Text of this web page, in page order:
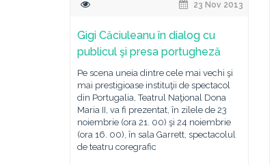
23 Nov 2013
Gigi Căciuleanu în dialog cu
publicul şi presa portugheză
Pe scena uneia dintre cele mai vechi şi
mai prestigioase instituţii de spectacol
din Portugalia, Teatrul Naţional Dona
Maria II, va fi prezentat, în zilele de 23
noiembrie (ora 21. 00) şi 24 noiembrie
(ora 16. 00), în sala Garrett, spectacolul
de teatru coregrafic